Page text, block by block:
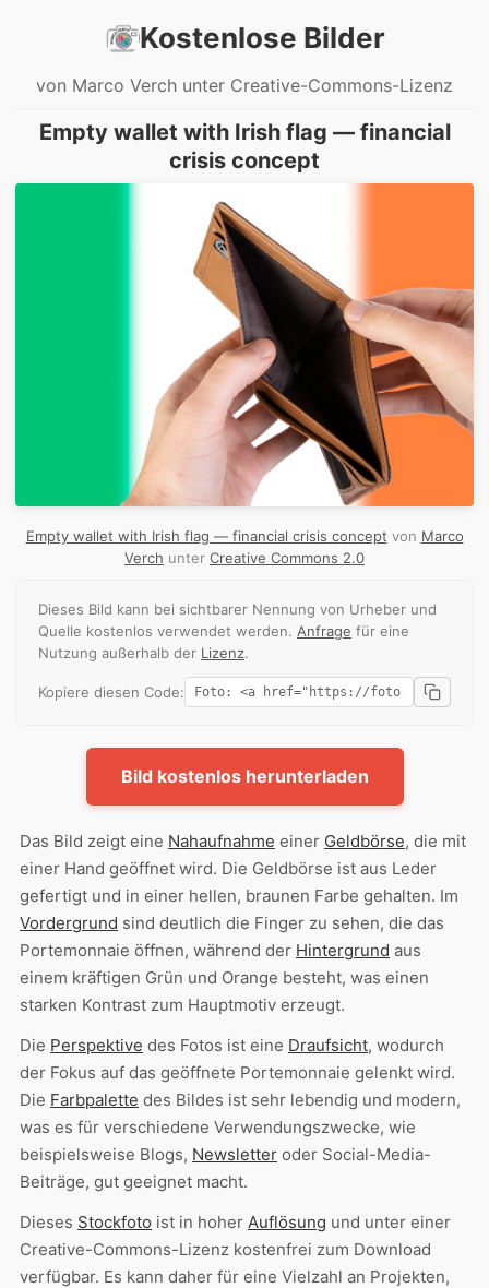
Kostenlose Bilder
von Marco Verch unter Creative-Commons-Lizenz
Empty wallet with Irish flag — financial
crisis concept
Empty wallet with Irish flag — financial crisis concept von Marco
Verch unter Creative Commons 2.0
Dieses Bild kann bei sichtbarer Nennung von Urheber und
Quelle kostenlos verwendet werden. Anfrage für eine
Nutzung außerhalb der Lizenz.
Kopiere diesen Code:
Bild kostenlos herunterladen
Das Bild zeigt eine Nahaufnahme einer Geldbörse, die mit
einer Hand geöffnet wird. Die Geldbörse ist aus Leder
gefertigt und in einer hellen, braunen Farbe gehalten. Im
Vordergrund sind deutlich die Finger zu sehen, die das
Portemonnaie öffnen, während der Hintergrund aus
einem kräftigen Grün und Orange besteht, was einen
starken Kontrast zum Hauptmotiv erzeugt.
Die Perspektive des Fotos ist eine Draufsicht, wodurch
der Fokus auf das geöffnete Portemonnaie gelenkt wird.
Die Farbpalette des Bildes ist sehr lebendig und modern,
was es für verschiedene Verwendungszwecke, wie
beispielsweise Blogs, Newsletter oder Social-Media-
Beiträge, gut geeignet macht.
Dieses Stockfoto ist in hoher Auflösung und unter einer
Creative-Commons-Lizenz kostenfrei zum Download
verfügbar. Es kann daher für eine Vielzahl an Projekten,